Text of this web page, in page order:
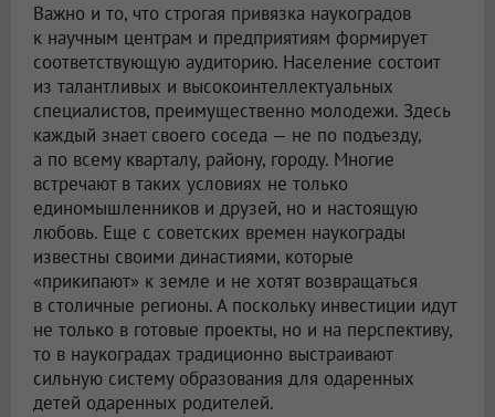
Важно и то, что строгая привязка наукоградов
к научным центрам и предприятиям формирует
соответствующую аудиторию. Население состоит
из талантливых и высокоинтеллектуальных
специалистов, преимущественно молодежи. Здесь
каждый знает своего соседа — не по подъезду,
а по всему кварталу, району, городу. Многие
встречают в таких условиях не только
единомышленников и друзей, но и настоящую
любовь. Еще с советских времен наукограды
известны своими династиями, которые
«прикипают» к земле и не хотят возвращаться
в столичные регионы. А поскольку инвестиции идут
не только в готовые проекты, но и на перспективу,
то в наукоградах традиционно выстраивают
сильную систему образования для одаренных
детей одаренных родителей.